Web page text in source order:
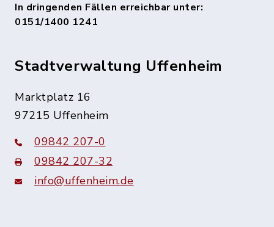
In dringenden Fällen erreichbar unter:
0151/1400 1241
Stadtverwaltung Uffenheim
Marktplatz 16
97215 Uffenheim
09842 207-0
09842 207-32
info@uffenheim.de